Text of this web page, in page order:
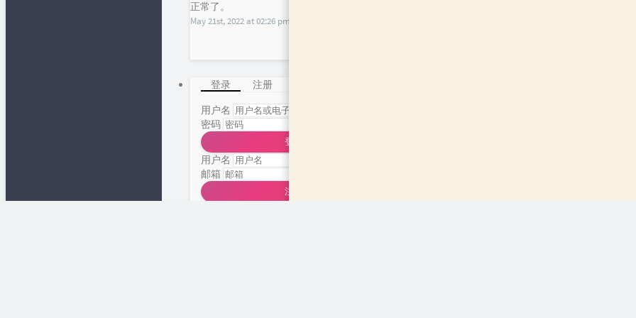
正常了。
May 21st, 2022 at 02:26 pm
登录
注册
用户名
密码
登录
用户名
邮箱
注册